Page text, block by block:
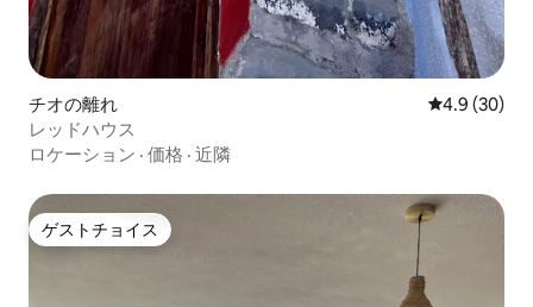
チオの離れ レビュー30
4.9 (30)
レッドハウス
ロケーション · 価格 · 近隣
ゲストチョイス
ゲストチョイス